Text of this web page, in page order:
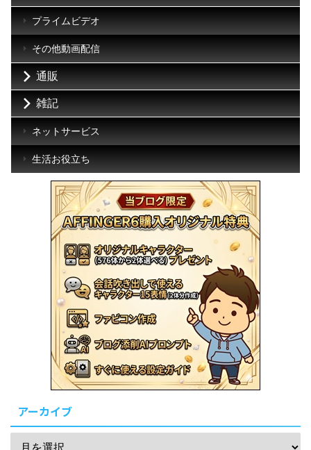
プライムビデオ
その他動画配信
通販
雑記
ネットサービス
生活お役立ち
アーカイブ